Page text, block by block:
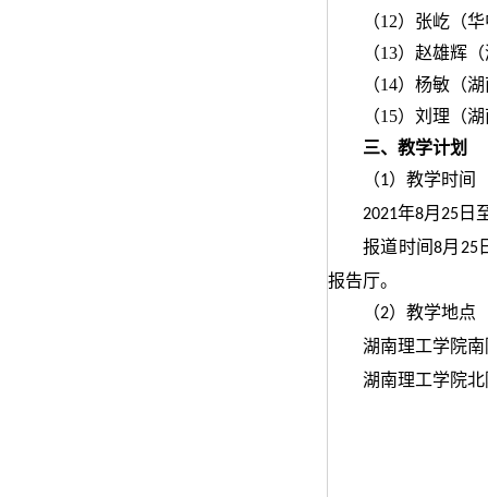
（12）张屹（
（13）赵雄辉
（14）杨敏（
（15）刘理（
三、教学计划
（1）教学时间
2021年8月 25 日
报道时间8月 25
报告厅。
（2）教学地点
湖南理工学院
湖南理工学院北